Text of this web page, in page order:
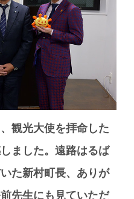
観光大使を拝命した
ました。遠路はるば
た新村町長、ありが
先生にも見ていただ